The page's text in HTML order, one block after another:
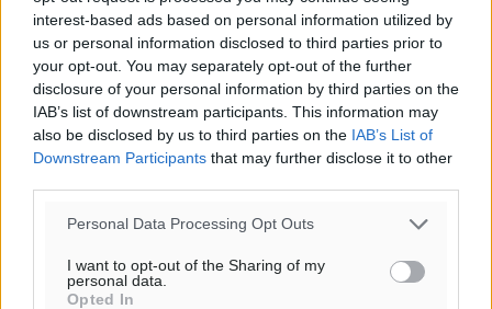
interest-based ads based on personal information utilized by
us or personal information disclosed to third parties prior to
your opt-out. You may separately opt-out of the further
disclosure of your personal information by third parties on the
IAB’s list of downstream participants. This information may
also be disclosed by us to third parties on the IAB’s List of
Downstream Participants that may further disclose it to other
Personal Data Processing Opt Outs
I want to opt-out of the Sharing of my
personal data.
Opted In